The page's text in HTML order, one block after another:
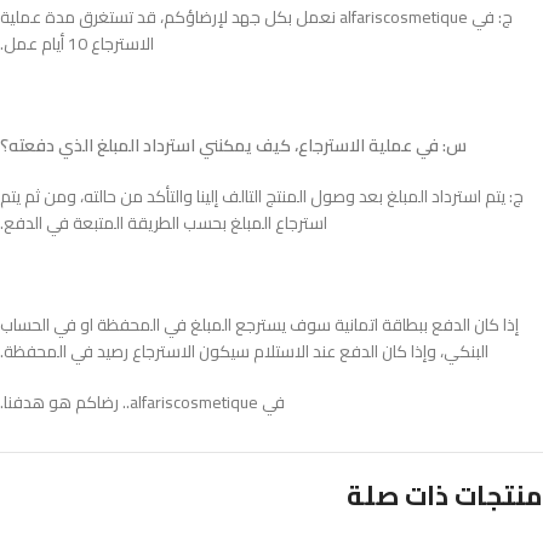
ج: في alfariscosmetique نعمل بكل جهد لإرضاؤكم، قد تستغرق مدة عملية
الاسترجاع 10 أيام عمل.
س: في عملية الاسترجاع، كيف يمكنني استرداد المبلغ الذي دفعته؟
ج: يتم استرداد المبلغ بعد وصول المنتج التالف إلينا والتأكد من حالته، ومن ثم يتم
استرجاع المبلغ بحسب الطريقة المتبعة في الدفع.
إذا كان الدفع ببطاقة اتمانية سوف يسترجع المبلغ في المحفظة او في الحساب
البنكي، وإذا كان الدفع عند الاستلام سيكون الاسترجاع رصيد في المحفظة.
في alfariscosmetique.. رضاكم هو هدفنا.
منتجات ذات صلة